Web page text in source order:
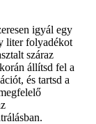
igyál egy
liter folyadékot
száraz
állítsd fel a
és tartsd a